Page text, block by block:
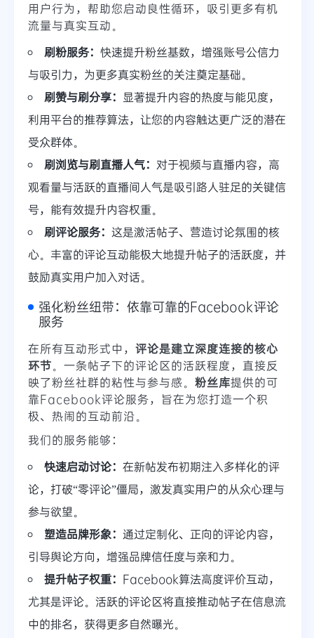
用户行为，帮助您启动良性循环，吸引更多有机
流量与真实互动。
刷粉服务： 快速提升粉丝基数，增强账号公信力
与吸引力，为更多真实粉丝的关注奠定基础。
刷赞与刷分享： 显著提升内容的热度与能见度，
利用平台的推荐算法，让您的内容触达更广泛的潜在
受众群体。
刷浏览与刷直播人气： 对于视频与直播内容，高
观看量与活跃的直播间人气是吸引路人驻足的关键信
号，能有效提升内容权重。
刷评论服务： 这是激活帖子、营造讨论氛围的核
心。丰富的评论互动能极大地提升帖子的活跃度，并
鼓励真实用户加入对话。
强化粉丝纽带：依靠可靠的Facebook评论
服务
在所有互动形式中， 评论是建立深度连接的核心
环节。一条帖子下的评论区的活跃程度，直接反
映了粉丝社群的粘性与参与感。 粉丝库提供的可
靠Facebook评论服务，旨在为您打造一个积
极、热闹的互动前沿。
我们的服务能够：
快速启动讨论： 在新帖发布初期注入多样化的评
论，打破“零评论”僵局，激发真实用户的从众心理与
参与欲望。
塑造品牌形象： 通过定制化、正向的评论内容，
引导舆论方向，增强品牌信任度与亲和力。
提升帖子权重： Facebook算法高度评价互动，
尤其是评论。活跃的评论区将直接推动帖子在信息流
中的排名，获得更多自然曝光。